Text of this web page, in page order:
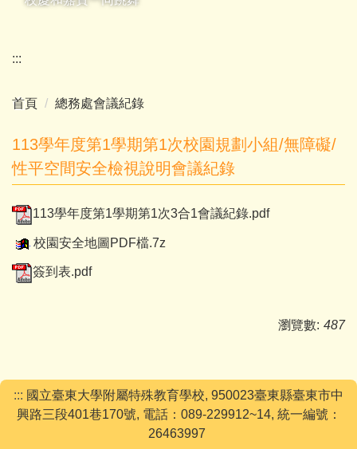
:::
首頁 總務處會議紀錄
113學年度第1學期第1次校園規劃小組/無障礙/
性平空間安全檢視說明會議紀錄
113學年度第1學期第1次3合1會議紀錄.pdf
校園安全地圖PDF檔.7z
簽到表.pdf
瀏覽數: 487
::: 國立臺東大學附屬特殊教育學校, 950023臺東縣臺東市中
興路三段401巷170號, 電話：089-229912~14, 統一編號：
26463997